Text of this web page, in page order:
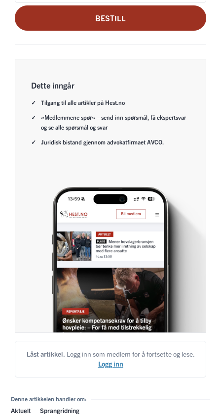
BESTILL
Dette inngår
Tilgang til alle artikler på Hest.no
«Medlemmene spør» – send inn spørsmål, få ekspertsvar
og se alle spørsmål og svar
Juridisk bistand gjennom advokatfirmaet AVCO.
Låst artikkel. Logg inn som medlem for å fortsette og lese.
Logg inn
Denne artikkelen handler om:
Aktuelt Sprangridning